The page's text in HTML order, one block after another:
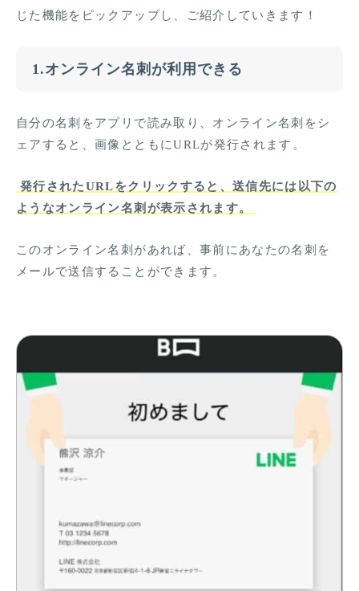
じた機能をピックアップし、ご紹介していきます！
1.オンライン名刺が利用できる
自分の名刺をアプリで読み取り、オンライン名刺をシ
ェアすると、画像とともにURLが発行されます。
発行されたURLをクリックすると、送信先には以下の
ようなオンライン名刺が表示されます。
このオンライン名刺があれば、事前にあなたの名刺を
メールで送信することができます。